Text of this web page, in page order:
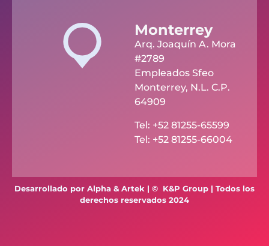
Monterrey
Arq. Joaquín A. Mora
#2789
Empleados Sfeo
Monterrey, N.L. C.P.
64909
Tel: +52 81255-65599
Tel: +52 81255-66004
Desarrollado por Alpha & Artek | © K&P Group | Todos los
derechos reservados 2024